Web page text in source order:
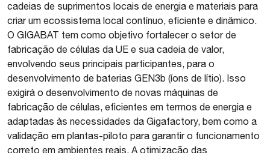
cadeias de suprimentos locais de energia e materiais para
criar um ecossistema local contínuo, eficiente e dinâmico.
O GIGABAT tem como objetivo fortalecer o setor de
fabricação de células da UE e sua cadeia de valor,
envolvendo seus principais participantes, para o
desenvolvimento de baterias GEN3b (íons de lítio). Isso
exigirá o desenvolvimento de novas máquinas de
fabricação de células, eficientes em termos de energia e
adaptadas às necessidades da Gigafactory, bem como a
validação em plantas-piloto para garantir o funcionamento
correto em ambientes reais. A otimização das